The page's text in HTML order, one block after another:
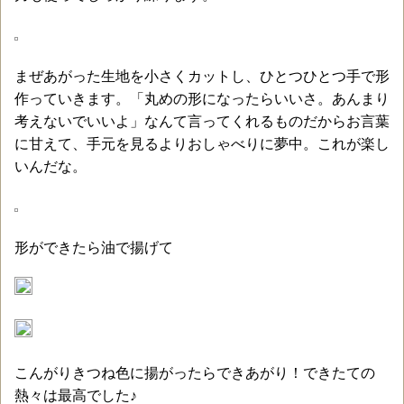
まぜあがった生地を小さくカットし、ひとつひとつ手で形
作っていきます。「丸めの形になったらいいさ。あんまり
考えないでいいよ」なんて言ってくれるものだからお言葉
に甘えて、手元を見るよりおしゃべりに夢中。これが楽し
いんだな。
形ができたら油で揚げて
こんがりきつね色に揚がったらできあがり！できたての
熱々は最高でした♪